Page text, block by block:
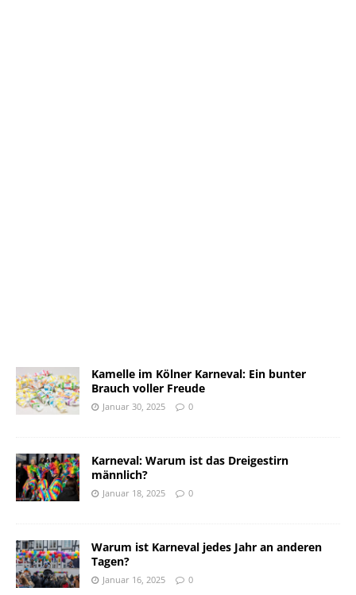
Kamelle im Kölner Karneval: Ein bunter
Brauch voller Freude
Januar 30, 2025 0
Karneval: Warum ist das Dreigestirn
männlich?
Januar 18, 2025 0
Warum ist Karneval jedes Jahr an anderen
Tagen?
Januar 16, 2025 0